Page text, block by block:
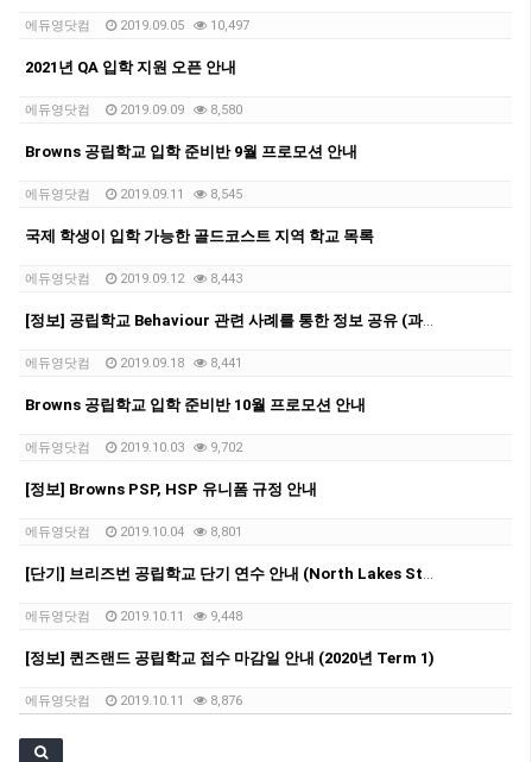
에듀영닷컴 2019.09.05 10,497
2021년 QA 입학 지원 오픈 안내
에듀영닷컴 2019.09.09 8,580
Browns 공립학교 입학 준비반 9월 프로모션 안내
에듀영닷컴 2019.09.11 8,545
국제 학생이 입학 가능한 골드코스트 지역 학교 목록
에듀영닷컴 2019.09.12 8,443
[정보] 공립학교 Behaviour 관련 사례를 통한 정보 공유 (과제관련)
에듀영닷컴 2019.09.18 8,441
Browns 공립학교 입학 준비반 10월 프로모션 안내
에듀영닷컴 2019.10.03 9,702
[정보] Browns PSP, HSP 유니폼 규정 안내
에듀영닷컴 2019.10.04 8,801
[단기] 브리즈번 공립학교 단기 연수 안내 (North Lakes State College)
에듀영닷컴 2019.10.11 9,448
[정보] 퀸즈랜드 공립학교 접수 마감일 안내 (2020년 Term 1)
에듀영닷컴 2019.10.11 8,876